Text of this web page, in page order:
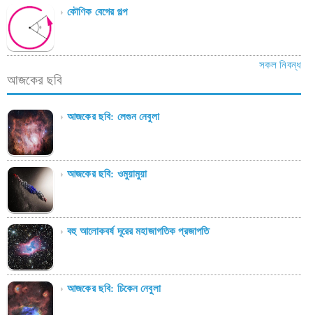
কৌণিক বেগের গল্প
সকল নিবন্ধ
আজকের ছবি
আজকের ছবি: লেগুন নেবুলা
আজকের ছবি: ওমুয়ামুয়া
বহু আলোকবর্ষ দূরের মহাজাগতিক প্রজাপতি
আজকের ছবি: চিকেন নেবুলা